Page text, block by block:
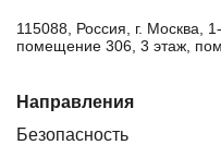
115088, Россия, г. Москва,
помещение 306, 3 этаж,
Направления
Безопасность